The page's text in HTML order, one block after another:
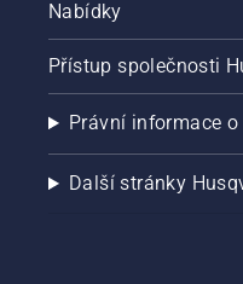
Nabídky
Přístup společnosti
Právní informace o
Další stránky